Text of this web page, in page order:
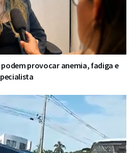
provocar anemia, fadiga e